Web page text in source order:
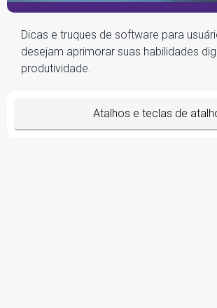
Dicas e truques de software para
desejam aprimorar suas habilidades
produtividade.
Atalhos e teclas de